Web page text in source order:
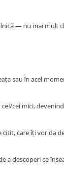
— nu mai mult
sau în acel
cei mici,
care îți vor da
a descoperi ce